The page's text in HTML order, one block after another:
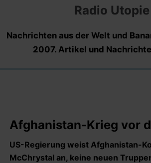
Radio Utopie
Nachrichten aus der Welt und
2007. Artikel und
Afghanistan-Krieg vor
US-Regierung weist Afghanistan-
McChrystal an, keine neuen